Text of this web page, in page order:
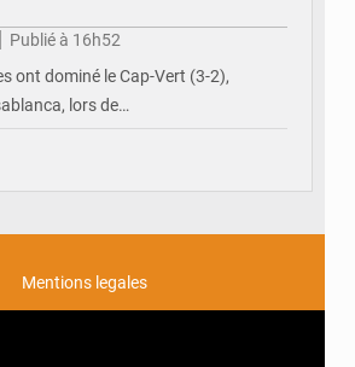
Publié à 16h52
ont dominé le Cap-Vert (3-2),
lors de…
Mentions legales